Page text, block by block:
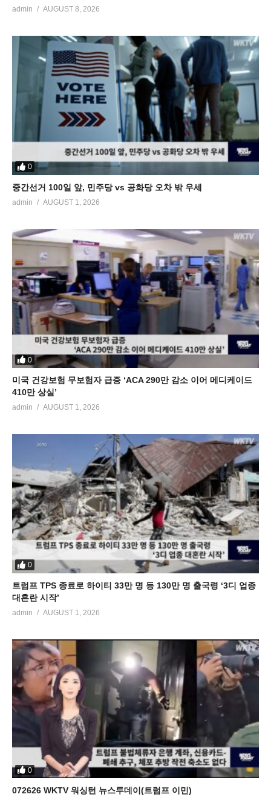
admin AUGUST 8, 2026
0
중간선거 100일 앞, 민주당 vs 공화당 오차 밖 우세
admin AUGUST 1, 2026
0
미국 건강보험 무보험자 급증 ‘ACA 290만 감소 이어 메디케이드
410만 상실’
admin AUGUST 1, 2026
0
트럼프 TPS 종료로 하이티 33만 명 등 130만 명 출국령 ‘3디 업종
대혼란 시작’
admin AUGUST 1, 2026
0
072626 WKTV 워싱턴 뉴스투데이(트럼프 이민)